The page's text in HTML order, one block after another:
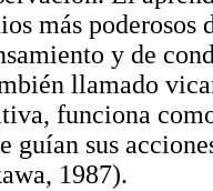
más
y de
llamado
funciona
guían sus
1987).